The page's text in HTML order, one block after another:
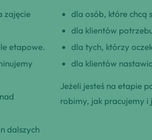
zajęcie
etapowe.
dalszych
dla osób, które chcą
dla klientów
dla tych, którzy
dla klientów
Jeżeli jesteś na etapie
robimy, jak pracujemy i